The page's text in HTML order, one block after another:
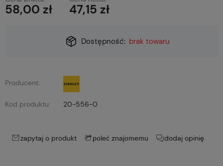
58,00 zł 47,15 zł
Dostępność: brak towaru
Producent:
Kod produktu: 20-556-0
zapytaj o produkt poleć znajomemu dodaj opinię